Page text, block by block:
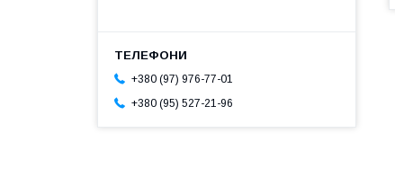
+380 (97) 976-77-01
+380 (95) 527-21-96